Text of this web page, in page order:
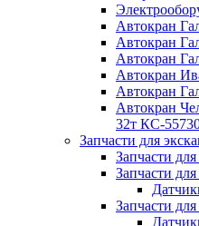
Автокран
Автокран
Автокран
Автокран
Автокран
Автокран
32т КС-
Запчасти для
Запчасти
Запчасти
Запчасти